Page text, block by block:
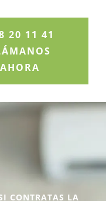
20 11 41
AHORA
CONTRATAS LA